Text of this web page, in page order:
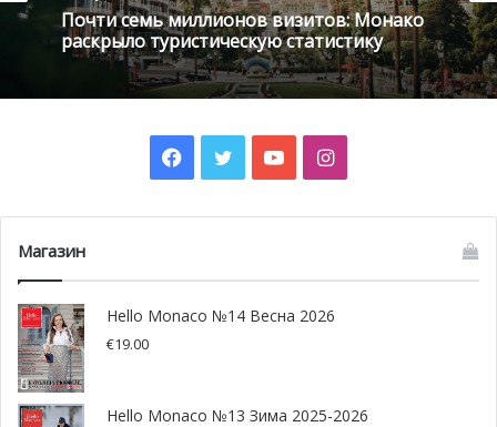
Недавно в Монако было создано новое полицейское
подразделение под названием Отдел по охране
мероприятий и окружающей обстановки (DEPCV).
сохранении и улучшении качества жизни, которые
включают в себя также борьбу с зашумлённостью (как
Почти семь миллионов визитов: Монако
раскрыло туристическую статистику
Facebook
TwitterYouTubeInstagram
Магазин
Hello Monaco №14 Весна 2026
€19.00
Hello Monaco №13 Зима 2025-2026